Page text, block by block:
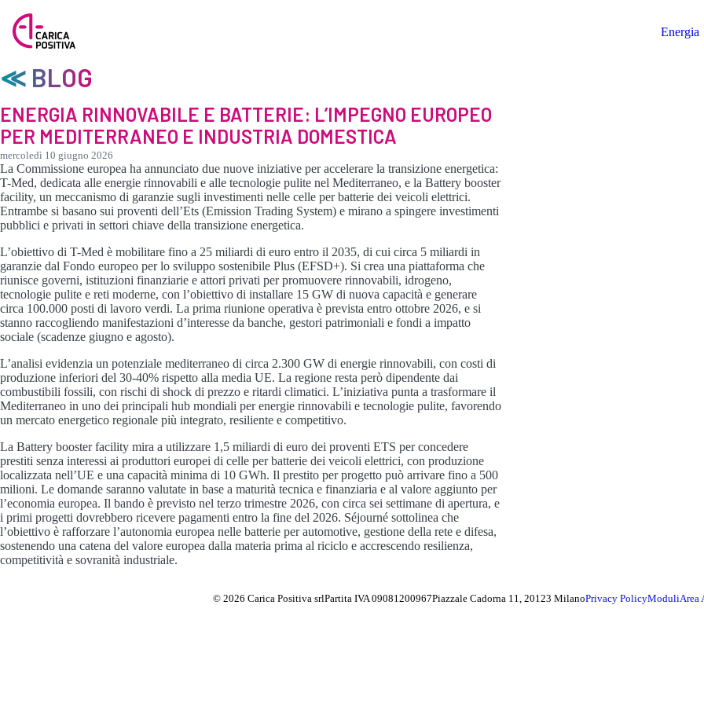
Energia
≪ BLOG
ENERGIA RINNOVABILE E BATTERIE: L’IMPEGNO EUROPEO
PER MEDITERRANEO E INDUSTRIA DOMESTICA
mercoledì 10 giugno 2026
La Commissione europea ha annunciato due nuove iniziative per accelerare la transizione energetica:
T-Med, dedicata alle energie rinnovabili e alle tecnologie pulite nel Mediterraneo, e la Battery booster
facility, un meccanismo di garanzie sugli investimenti nelle celle per batterie dei veicoli elettrici.
Entrambe si basano sui proventi dell’Ets (Emission Trading System) e mirano a spingere investimenti
pubblici e privati in settori chiave della transizione energetica.
L’obiettivo di T-Med è mobilitare fino a 25 miliardi di euro entro il 2035, di cui circa 5 miliardi in
garanzie dal Fondo europeo per lo sviluppo sostenibile Plus (EFSD+). Si crea una piattaforma che
riunisce governi, istituzioni finanziarie e attori privati per promuovere rinnovabili, idrogeno,
tecnologie pulite e reti moderne, con l’obiettivo di installare 15 GW di nuova capacità e generare
circa 100.000 posti di lavoro verdi. La prima riunione operativa è prevista entro ottobre 2026, e si
stanno raccogliendo manifestazioni d’interesse da banche, gestori patrimoniali e fondi a impatto
sociale (scadenze giugno e agosto).
L’analisi evidenzia un potenziale mediterraneo di circa 2.300 GW di energie rinnovabili, con costi di
produzione inferiori del 30-40% rispetto alla media UE. La regione resta però dipendente dai
combustibili fossili, con rischi di shock di prezzo e ritardi climatici. L’iniziativa punta a trasformare il
Mediterraneo in uno dei principali hub mondiali per energie rinnovabili e tecnologie pulite, favorendo
un mercato energetico regionale più integrato, resiliente e competitivo.
La Battery booster facility mira a utilizzare 1,5 miliardi di euro dei proventi ETS per concedere
prestiti senza interessi ai produttori europei di celle per batterie dei veicoli elettrici, con produzione
localizzata nell’UE e una capacità minima di 10 GWh. Il prestito per progetto può arrivare fino a 500
milioni. Le domande saranno valutate in base a maturità tecnica e finanziaria e al valore aggiunto per
l’economia europea. Il bando è previsto nel terzo trimestre 2026, con circa sei settimane di apertura, e
i primi progetti dovrebbero ricevere pagamenti entro la fine del 2026. Séjourné sottolinea che
l’obiettivo è rafforzare l’autonomia europea nelle batterie per automotive, gestione della rete e difesa,
sostenendo una catena del valore europea dalla materia prima al riciclo e accrescendo resilienza,
competitività e sovranità industriale.
© 2026 Carica Positiva srlPartita IVA 09081200967Piazzale Cadorna 11, 20123 MilanoPrivacy PolicyModuliArea